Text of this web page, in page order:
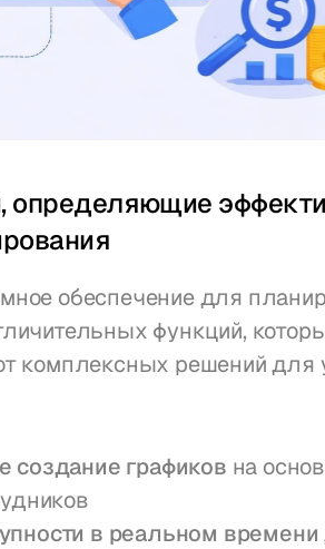
определяющие
обеспечение для
функций,
комплексных решений для
создание графиков на
в реальном времени